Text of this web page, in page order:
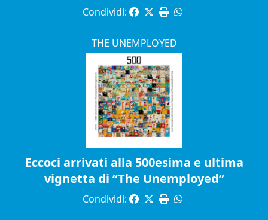
Condividi:
THE UNEMPLOYED
Eccoci arrivati alla 500esima e ultima
vignetta di “The Unemployed”
Condividi: